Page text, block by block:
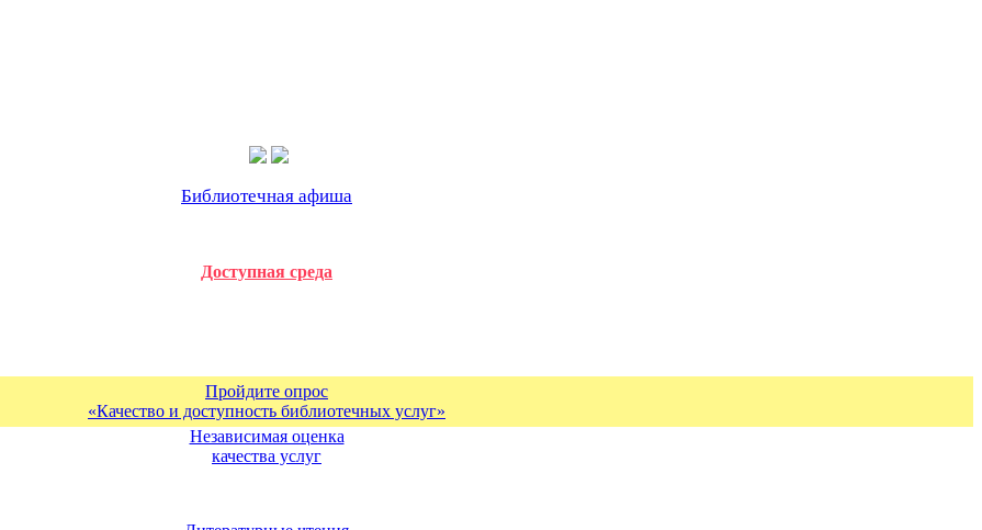
Библиотечная афиша
Доступная среда
Пройдите опрос
«Качество и доступность библиотечных услуг»
Независимая оценка
качества услуг